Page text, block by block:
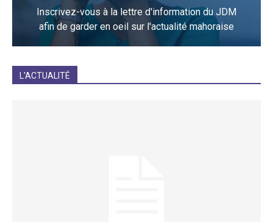
Inscrivez-vous à la lettre d'information du JDM
afin de garder en oeil sur l'actualité mahoraise
L'ACTUALITÉ